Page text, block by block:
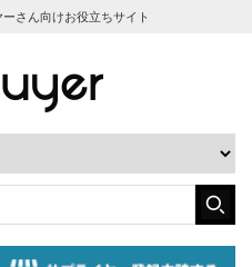
さん向けお役立ちサイト